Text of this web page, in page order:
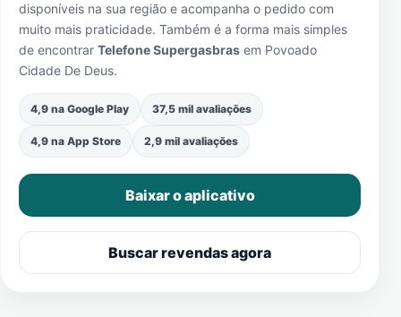
disponíveis na sua região e acompanha o pedido com
muito mais praticidade. Também é a forma mais simples
de encontrar Telefone Supergasbras em Povoado
Cidade De Deus.
4,9 na Google Play 37,5 mil avaliações
4,9 na App Store 2,9 mil avaliações
Baixar o aplicativo
Buscar revendas agora